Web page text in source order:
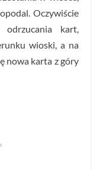
Oczywiście
kart,
wioski, a na
nowa karta z góry